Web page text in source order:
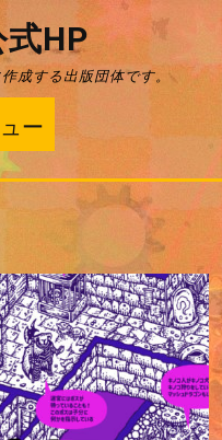
HP
成する出版団体です。
ー
ニ
ュ
ー